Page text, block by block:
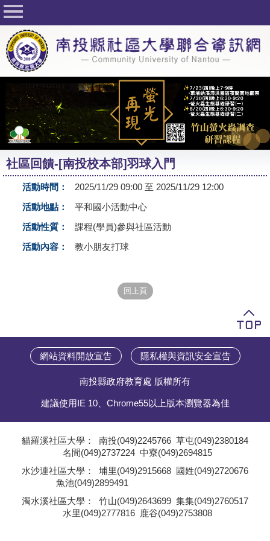
回首頁
關於社大
公佈欄
行事曆
最新活動
活動花絮
課程一覽表
志工與社團
友站連結
校務行政
社區回饋-[南投校本部]羽球入門
活動時間：
2025/11/29 09:00 至 2025/11/29 12:00
活動地點：
平和國小活動中心
活動性質：
課程(學員)參與社區活動
活動內容：
教小朋友打球
網站資料開放宣告 隱私權與資訊安全宣告
南投縣政府教育處 版權所有
建議使用IE 10、Chrome55以上版本瀏覽器為佳
貓羅溪社區大學： 南投(049)2245766 草屯(049)2380184
名間(049)2737224 中寮(049)2694815
水沙連社區大學： 埔里(049)2915668 國姓(049)2720676
魚池(049)2899491
濁水溪社區大學： 竹山(049)2643699 集集(049)2760517
水里(049)2777816 鹿谷(049)2753808